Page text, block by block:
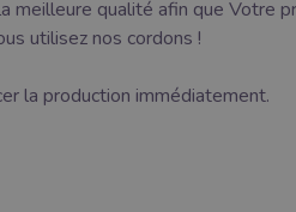
meilleure qualité afin que Votre
utilisez nos cordons !
la production immédiatement.